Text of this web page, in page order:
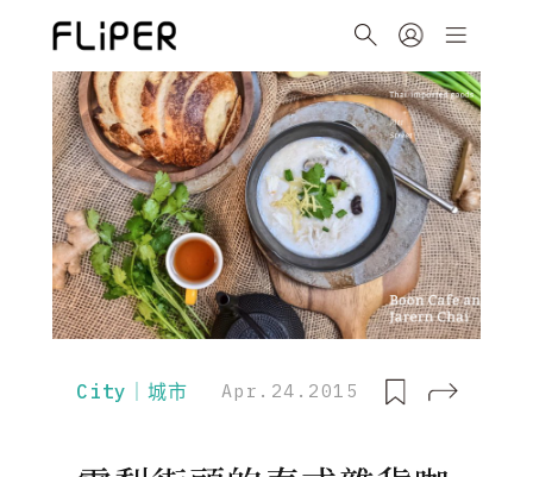
City｜城市 Apr.24.2015